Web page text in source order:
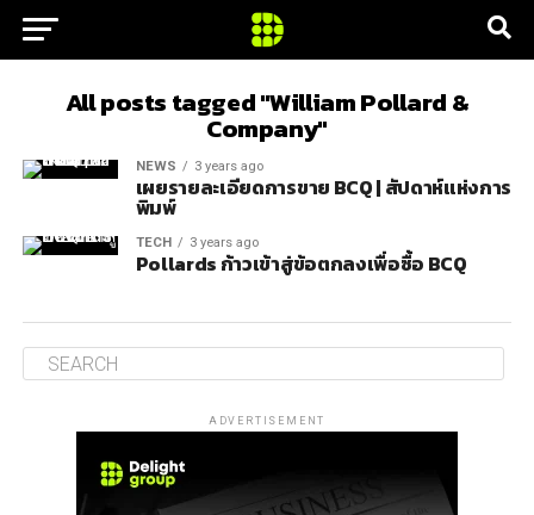
All posts tagged "William Pollard &
Company"
NEWS 3 years ago
เผยรายละเอียดการขาย BCQ | สัปดาห์แห่งการ
พิมพ์
TECH 3 years ago
Pollards ก้าวเข้าสู่ข้อตกลงเพื่อซื้อ BCQ
ADVERTISEMENT